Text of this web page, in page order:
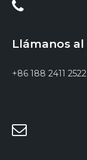
Llámanos al
+86 188 2411 2522